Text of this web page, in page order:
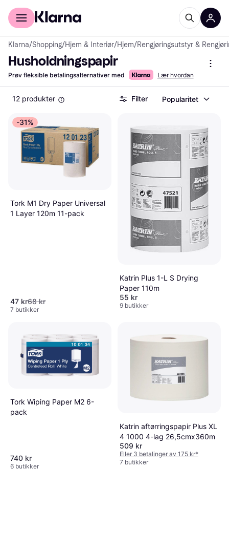
For kunder
Klarna/Shopping/Hjem & Interiør/Hjem/Rengjøringsutstyr &
Husholdningspapir
Prøv fleksible betalingsalternativer med Lær hvordan
12 produkter Filter Popularitet
-31%
Tork M1 Dry Paper Universal
1 Layer 120m 11-pack
47 kr68 kr
7 butikker
Katrin Plus 1-L S Drying
Paper 110m
55 kr
9 butikker
Tork Wiping Paper M2 6-
pack
740 kr
6 butikker
Katrin aftørringspapir Plus XL
4 1000 4-lag 26,5cmx360m
509 kr
Eller 3 betalinger av 175 kr*
7 butikker